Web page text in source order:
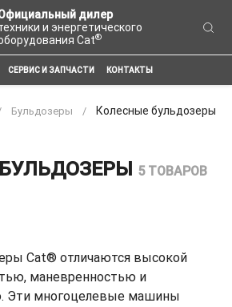
дилер
и энергетического
Cat®
СЕРВИС И ЗАПЧАСТИ КОНТАКТЫ
Бульдозеры Колесные бульдозеры
5 ТОВАРОВ
Cat® отличаются высокой
маневренностью и
Эти многоцелевые машины